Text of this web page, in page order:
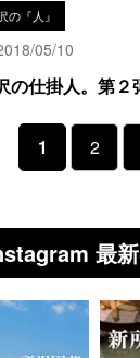
の『人』
05/10
の仕掛人。第
1 2
最